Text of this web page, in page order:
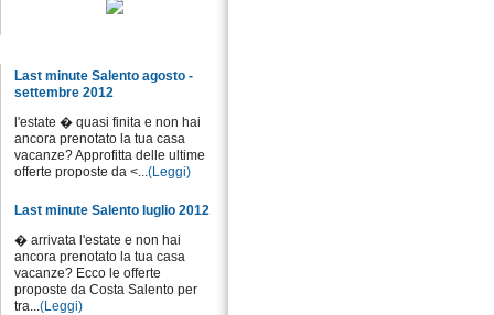
Last minute Salento agosto -
settembre 2012
l'estate � quasi finita e non hai
ancora prenotato la tua casa
vacanze? Approfitta delle ultime
offerte proposte da <...(Leggi)
Last minute Salento luglio 2012
� arrivata l'estate e non hai
ancora prenotato la tua casa
vacanze? Ecco le offerte
proposte da Costa Salento per
tra...(Leggi)